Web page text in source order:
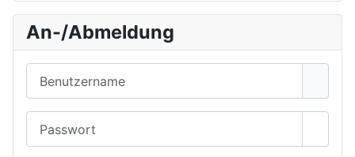
An-/Abmeldung